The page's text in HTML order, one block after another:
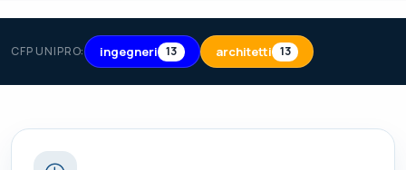
CFP UNIPRO: ingegneri 13 architetti 13